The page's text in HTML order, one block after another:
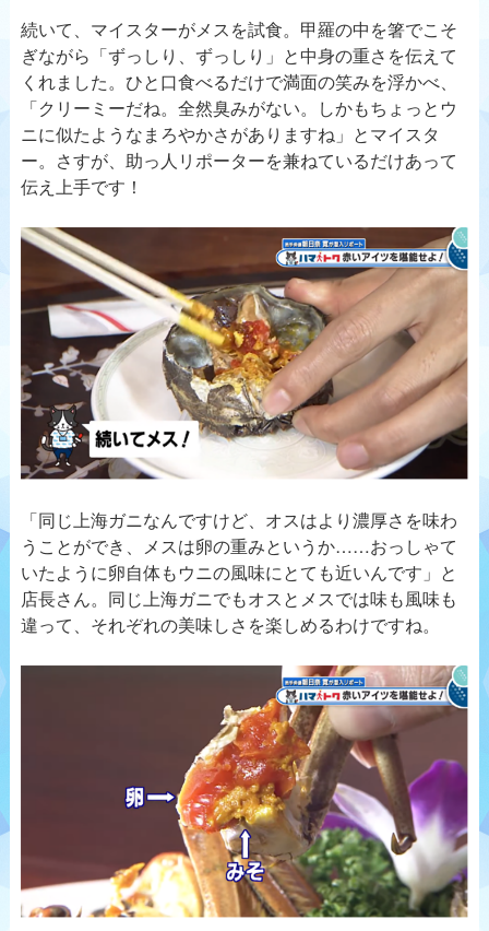
続いて、マイスターがメスを試食。甲羅の中を箸でこそ
ぎながら「ずっしり、ずっしり」と中身の重さを伝えて
くれました。ひと口食べるだけで満面の笑みを浮かべ、
「クリーミーだね。全然臭みがない。しかもちょっとウ
ニに似たようなまろやかさがありますね」とマイスタ
ー。さすが、助っ人リポーターを兼ねているだけあって
伝え上手です！
「同じ上海ガニなんですけど、オスはより濃厚さを味わ
うことができ、メスは卵の重みというか……おっしゃて
いたように卵自体もウニの風味にとても近いんです」と
店長さん。同じ上海ガニでもオスとメスでは味も風味も
違って、それぞれの美味しさを楽しめるわけですね。